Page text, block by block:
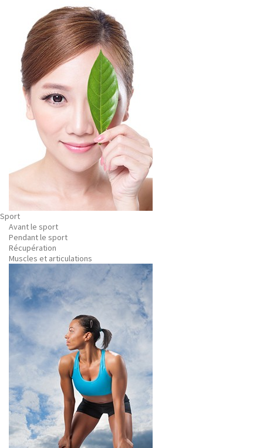
Sport
Avant le sport
Pendant le sport
Récupération
Muscles et articulations